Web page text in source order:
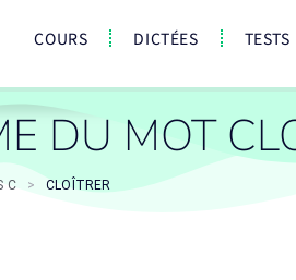
COURS DICTÉES TESTS
DU MOT
C > CLOÎTRER